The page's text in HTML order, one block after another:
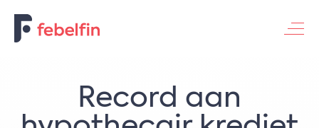
​​Record aan